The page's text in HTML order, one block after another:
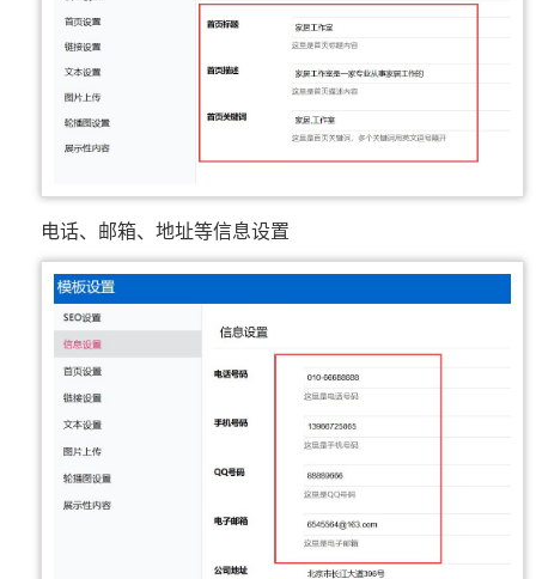
电话、邮箱、地址等信息设置